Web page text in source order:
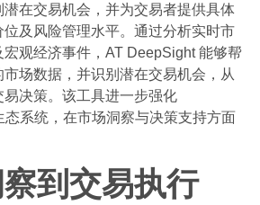
在交易机会，并为交易者提供具体
及风险管理水平。通过分析实时市
观经济事件，AT DeepSight 能够帮
场数据，并识别潜在交易机会，从
决策。该工具进一步强化
态系统，在市场洞察与决策支持方面
到交易执行